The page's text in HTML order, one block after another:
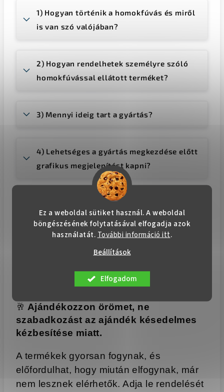
Ez a weboldal sütiket használ. A weboldal
böngészésének folytatásával elfogadja azok
használatát.További információ itt.
Beállítások
Elfogadom
1) Hogyan történik a homokfúvás és miről
is van szó valójában?
2) Hogyan rendelhetek személyre szóló
homokfúvással ellátott terméket?
3) Mennyi ideig tart a gyártás?
4) Lehetséges a gyártás megkezdése előtt
grafikus megjelenítést kapni?
5) Ajándékdobozban lesz kézbesítve az
áru?
6) Előfordulhat, hogy a termék a szállítás
🥂 Ajándékozzon örömet, ne
szabadkozást az ajándék késedelmes
kézbesítése miatt.
A termékek gyorsan fogynak, és
előfordulhat, hogy miután elfogynak, már
nem lesznek elérhetők. Adja le rendelését